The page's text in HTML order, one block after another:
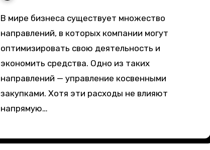
В мире бизнеса существует множество
направлений, в которых компании могут
оптимизировать свою деятельность и
экономить средства. Одно из таких
направлений — управление косвенными
закупками. Хотя эти расходы не влияют
напрямую…